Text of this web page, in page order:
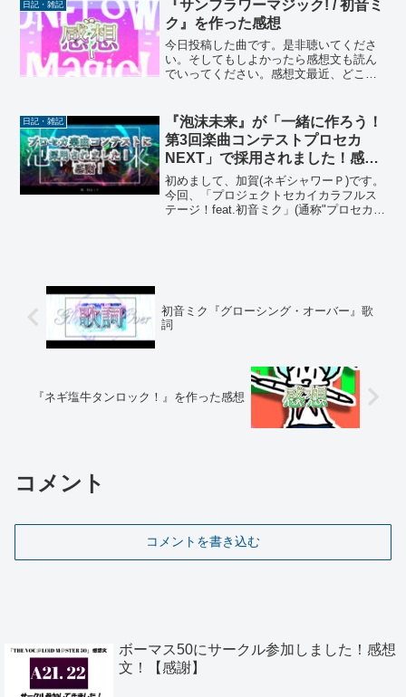
そういう過去に憧れ...
日記・雑記
『サンフラワーマジック! / 初音ミ
ク』を作った感想
今日投稿した曲です。是非聴いてくださ
い。そしてもしよかったら感想文も読ん
でいってください。感想文最近、どこの
その周りを取り囲み手を伸ばしている黄
色い花びら。ひどく強烈な...
日記・雑記
『泡沫未来』が「一緒に作ろう！
第3回楽曲コンテストプロセカ
NEXT」で採用されました！感
謝！
初めまして、加賀(ネギシャワーＰ)です。
今回、「プロジェクトセカイカラフルス
テージ！feat.初音ミク」(通称"プロセカ")
初音ミク『グローシング・オーバー』歌
詞
『ネギ塩牛タンロック！』を作った感想
コメント
コメントを書き込む
ボーマス50にサークル参加しました！感想
文！【感謝】